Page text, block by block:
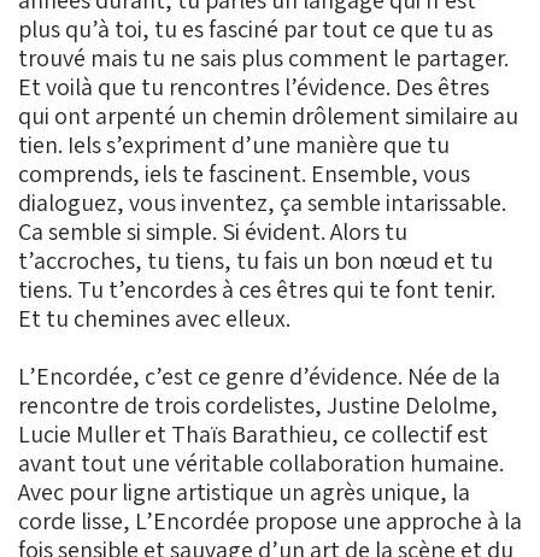
plus qu’à toi, tu es fasciné par tout ce que tu as
trouvé mais tu ne sais plus comment le partager.
Et voilà que tu rencontres l’évidence. Des êtres
qui ont arpenté un chemin drôlement similaire au
tien. Iels s’expriment d’une manière que tu
comprends, iels te fascinent. Ensemble, vous
dialoguez, vous inventez, ça semble intarissable.
Ça semble si simple. Si évident. Alors tu
t’accroches, tu tiens, tu fais un bon nœud et tu
tiens. Tu t’encordes à ces êtres qui te font tenir.
Et tu chemines avec elleux.
L’Encordée, c’est ce genre d’évidence. Née de la
rencontre de trois cordelistes, Justine Delolme,
Lucie Muller et Thaïs Barathieu, ce collectif est
avant tout une véritable collaboration humaine.
Avec pour ligne artistique un agrès unique, la
corde lisse, L’Encordée propose une approche à la
fois sensible et sauvage d’un art de la scène et du